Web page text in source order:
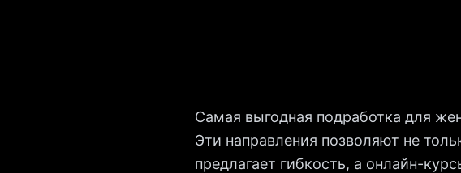
Самая выгодная подработка для
Эти направления позволяют не
предлагает гибкость, а онлайн-